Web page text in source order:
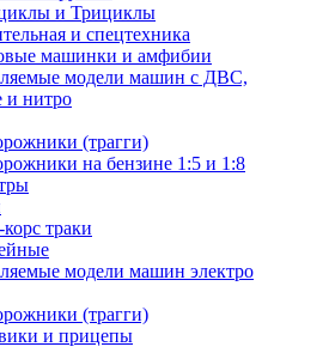
и Трициклы
и спецтехника
машинки и амфибии
модели машин с ДВС,
и нитро
(трагги)
на бензине 1:5 и 1:8
траки
модели машин электро
(трагги)
и прицепы